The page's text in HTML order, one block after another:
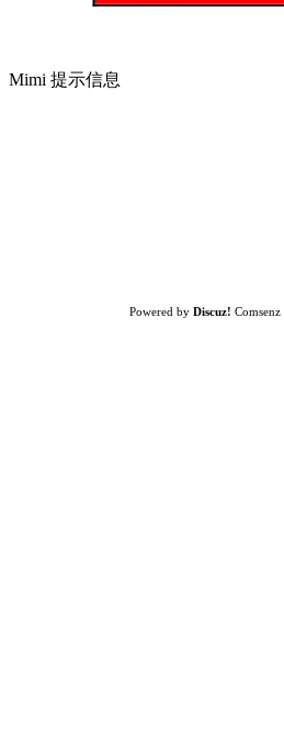
Mimi 提示信息
Powered by Discuz! Comsenz